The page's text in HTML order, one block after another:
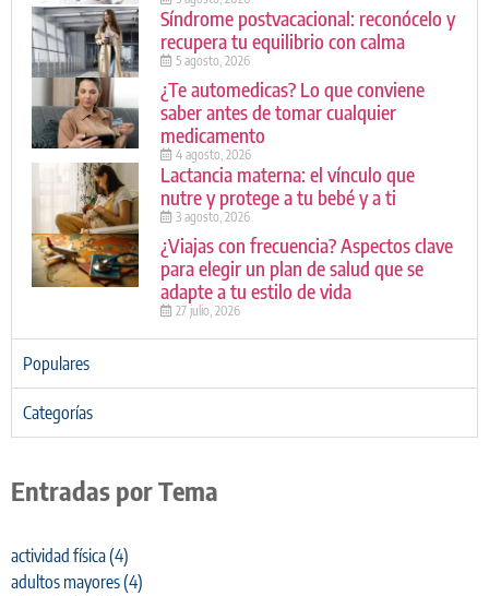
Síndrome postvacacional: reconócelo y
recupera tu equilibrio con calma
5 agosto, 2026
¿Te automedicas? Lo que conviene
saber antes de tomar cualquier
medicamento
4 agosto, 2026
Lactancia materna: el vínculo que
nutre y protege a tu bebé y a ti
3 agosto, 2026
¿Viajas con frecuencia? Aspectos clave
para elegir un plan de salud que se
adapte a tu estilo de vida
27 julio, 2026
Populares
Categorías
Entradas por Tema
actividad física(4)
adultos mayores(4)